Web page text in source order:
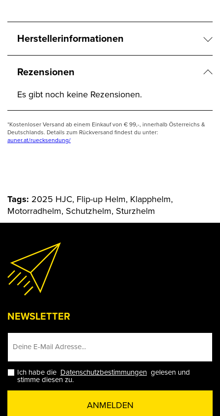
Herstellerinformationen
Rezensionen
Es gibt noch keine Rezensionen.
*Kostenloser Versand ab einem Einkauf von € 99,-, innerhalb Österreichs &
Deutschlands. Details zum Rückversand findest du unter:
auner.at/ruecksendung/
Tags: 2025 HJC, Flip-up Helm, Klapphelm,
Motorradhelm, Schutzhelm, Sturzhelm
NEWSLETTER
Ich habe die Datenschutzbestimmungen gelesen und
stimme diesen zu.
ANMELDEN